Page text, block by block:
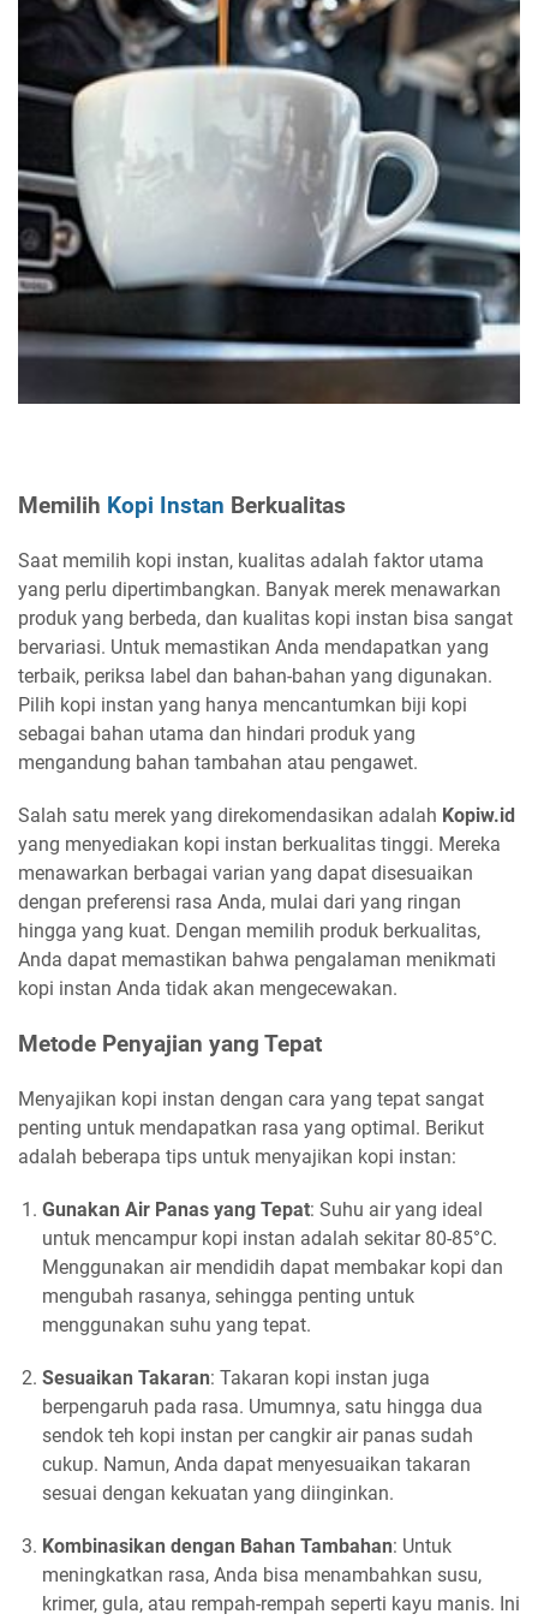
Memilih Kopi Instan Berkualitas
Saat memilih kopi instan, kualitas adalah faktor utama
yang perlu dipertimbangkan. Banyak merek menawarkan
produk yang berbeda, dan kualitas kopi instan bisa sangat
bervariasi. Untuk memastikan Anda mendapatkan yang
terbaik, periksa label dan bahan-bahan yang digunakan.
Pilih kopi instan yang hanya mencantumkan biji kopi
sebagai bahan utama dan hindari produk yang
mengandung bahan tambahan atau pengawet.
Salah satu merek yang direkomendasikan adalah Kopiw.id
yang menyediakan kopi instan berkualitas tinggi. Mereka
menawarkan berbagai varian yang dapat disesuaikan
dengan preferensi rasa Anda, mulai dari yang ringan
hingga yang kuat. Dengan memilih produk berkualitas,
Anda dapat memastikan bahwa pengalaman menikmati
kopi instan Anda tidak akan mengecewakan.
Metode Penyajian yang Tepat
Menyajikan kopi instan dengan cara yang tepat sangat
penting untuk mendapatkan rasa yang optimal. Berikut
adalah beberapa tips untuk menyajikan kopi instan:
Gunakan Air Panas yang Tepat: Suhu air yang ideal
untuk mencampur kopi instan adalah sekitar 80-85°C.
Menggunakan air mendidih dapat membakar kopi dan
mengubah rasanya, sehingga penting untuk
menggunakan suhu yang tepat.
Sesuaikan Takaran: Takaran kopi instan juga
berpengaruh pada rasa. Umumnya, satu hingga dua
sendok teh kopi instan per cangkir air panas sudah
cukup. Namun, Anda dapat menyesuaikan takaran
sesuai dengan kekuatan yang diinginkan.
Kombinasikan dengan Bahan Tambahan: Untuk
meningkatkan rasa, Anda bisa menambahkan susu,
krimer, gula, atau rempah-rempah seperti kayu manis. Ini